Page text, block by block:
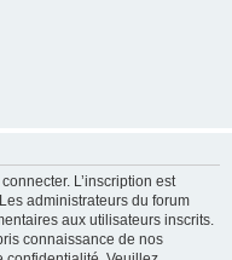
L’inscription est
administrateurs du forum
aux utilisateurs inscrits.
connaissance de nos